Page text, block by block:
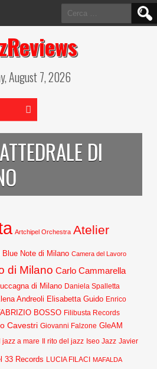
Ricerca
per:
August 7, 2026
DI
Artchipel Orchestra Atelier
Blue Note di Milano Camera del Lavoro
di Milano Carlo Cammarella
di Milano Daniela Spalletta
Andreoli Elisabetta Guido Enrico
BOSSO Filibusta Records
Cavestri Giovanni Falzone GleAM
jazz a mare Il rito del jazz Iseo Jazz Javier
33 Records LUCIA FILACI MAFALDA